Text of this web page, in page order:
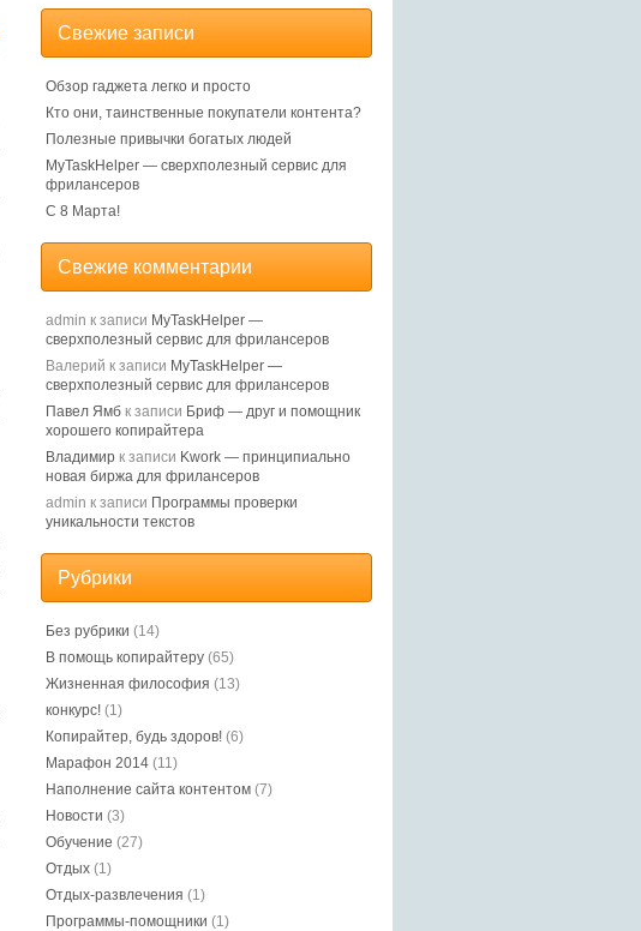
Свежие записи
Обзор гаджета легко и просто
Кто они, таинственные покупатели контента?
Полезные привычки богатых людей
MyTaskHelper — сверхполезный сервис для
фрилансеров
С 8 Марта!
Свежие комментарии
admin к записи MyTaskHelper —
сверхполезный сервис для фрилансеров
Валерий к записи MyTaskHelper —
сверхполезный сервис для фрилансеров
Павел Ямб к записи Бриф — друг и помощник
хорошего копирайтера
Владимир к записи Kwork — принципиально
новая биржа для фрилансеров
admin к записи Программы проверки
уникальности текстов
Рубрики
Без рубрики (14)
В помощь копирайтеру (65)
Жизненная философия (13)
конкурс! (1)
Копирайтер, будь здоров! (6)
Марафон 2014 (11)
Наполнение сайта контентом (7)
Новости (3)
Обучение (27)
Отдых (1)
Отдых-развлечения (1)
Программы-помощники (1)